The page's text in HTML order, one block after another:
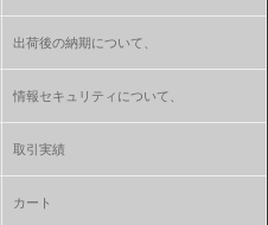
出荷後の納期について、
情報セキュリティについて、
取引実績
カート